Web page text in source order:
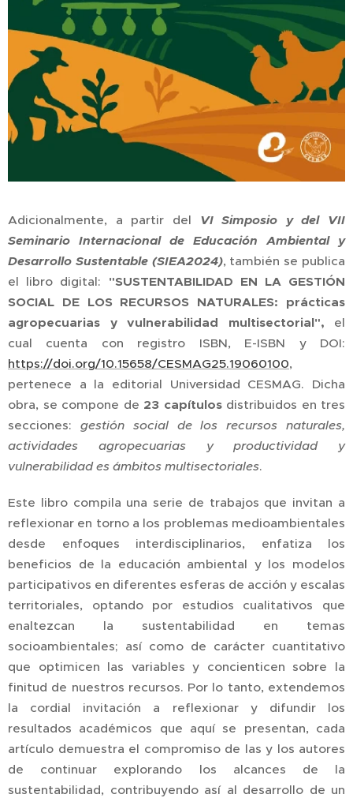
Adicionalmente, a partir del VI Simposio y del VII
Seminario Internacional de Educación Ambiental y
Desarrollo Sustentable (SIEA2024), también se publica
el libro digital: "SUSTENTABILIDAD EN LA GESTIÓN
SOCIAL DE LOS RECURSOS NATURALES: prácticas
agropecuarias y vulnerabilidad multisectorial", el
cual cuenta con registro ISBN, E-ISBN y DOI:
https://doi.org/10.15658/CESMAG25.19060100,
pertenece a la editorial Universidad CESMAG. Dicha
obra, se compone de 23 capítulos distribuidos en tres
secciones: gestión social de los recursos naturales,
actividades agropecuarias y productividad y
vulnerabilidad es ámbitos multisectoriales.
Este libro compila una serie de trabajos que invitan a
reflexionar en torno a los problemas medioambientales
desde enfoques interdisciplinarios, enfatiza los
beneficios de la educación ambiental y los modelos
participativos en diferentes esferas de acción y escalas
territoriales, optando por estudios cualitativos que
enaltezcan la sustentabilidad en temas
socioambientales; así como de carácter cuantitativo
que optimicen las variables y concienticen sobre la
finitud de nuestros recursos. Por lo tanto, extendemos
la cordial invitación a reflexionar y difundir los
resultados académicos que aquí se presentan, cada
artículo demuestra el compromiso de las y los autores
de continuar explorando los alcances de la
sustentabilidad, contribuyendo así al desarrollo de un